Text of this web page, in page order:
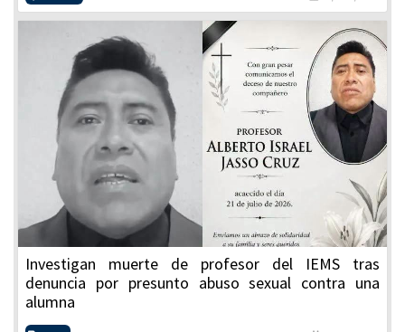
Investigan muerte de profesor del IEMS tras
denuncia por presunto abuso sexual contra una
alumna